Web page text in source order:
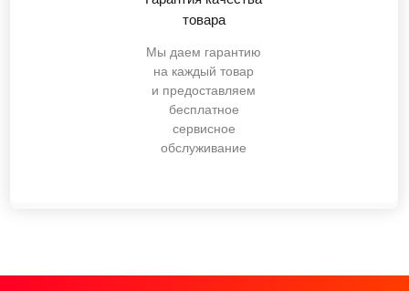
товара
Мы даем гарантию
на каждый товар
и предоставляем
бесплатное
сервисное
обслуживание